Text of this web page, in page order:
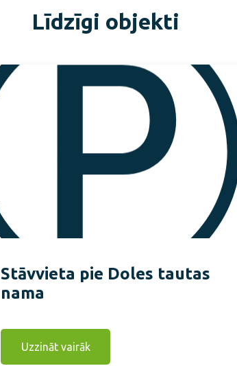
Līdzīgi objekti
Stāvvieta pie Doles tautas
nama
Uzzināt vairāk